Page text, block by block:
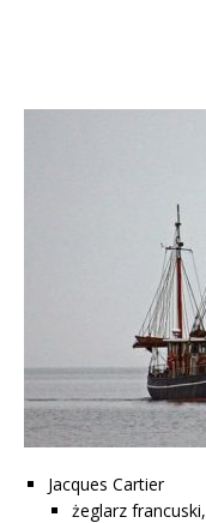
Jacques Cartier
żeglarz francuski,